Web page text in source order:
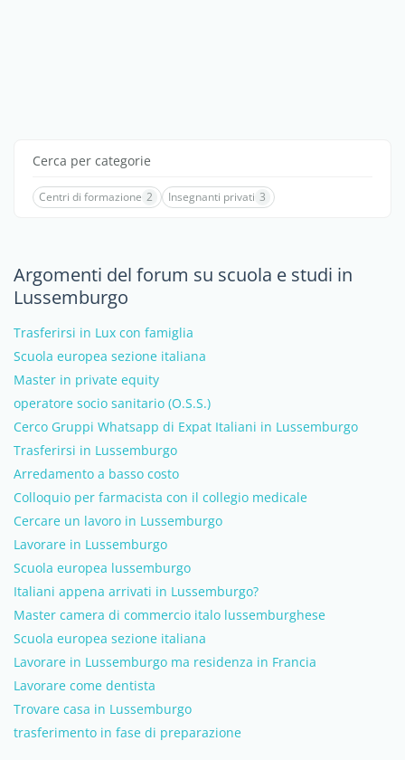
Cerca per categorie
Centri di formazione 2 Insegnanti privati 3
Argomenti del forum su scuola e studi in
Lussemburgo
Trasferirsi in Lux con famiglia
Scuola europea sezione italiana
Master in private equity
operatore socio sanitario (O.S.S.)
Cerco Gruppi Whatsapp di Expat Italiani in Lussemburgo
Trasferirsi in Lussemburgo
Arredamento a basso costo
Colloquio per farmacista con il collegio medicale
Cercare un lavoro in Lussemburgo
Lavorare in Lussemburgo
Scuola europea lussemburgo
Italiani appena arrivati in Lussemburgo?
Master camera di commercio italo lussemburghese
Scuola europea sezione italiana
Lavorare in Lussemburgo ma residenza in Francia
Lavorare come dentista
Trovare casa in Lussemburgo
trasferimento in fase di preparazione